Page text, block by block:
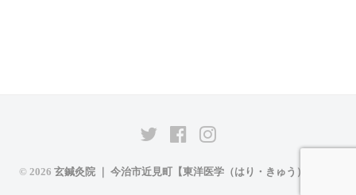
メ
© 2026 玄鍼灸院 ｜ 今治市近見町【東洋医学（はり・きゅう）】専門